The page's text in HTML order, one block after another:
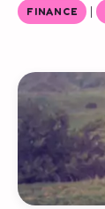
FINANCE |